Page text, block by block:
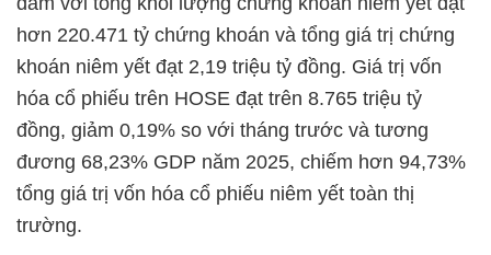
hơn 220.471 tỷ chứng khoán và tổng giá trị chứng
khoán niêm yết đạt 2,19 triệu tỷ đồng. Giá trị vốn
hóa cổ phiếu trên HOSE đạt trên 8.765 triệu tỷ
đồng, giảm 0,19% so với tháng trước và tương
đương 68,23% GDP năm 2025, chiếm hơn 94,73%
tổng giá trị vốn hóa cổ phiếu niêm yết toàn thị
trường.